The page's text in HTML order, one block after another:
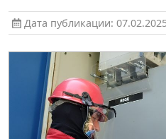
Дата публикации: